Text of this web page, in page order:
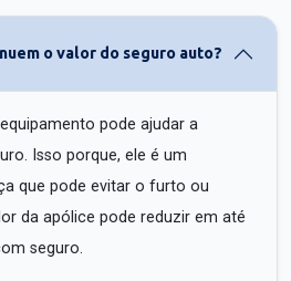
o valor do seguro auto?
pode ajudar a
Isso porque, ele é um
que pode evitar o furto ou
da apólice pode reduzir em até
seguro.